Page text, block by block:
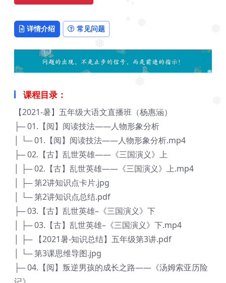
❅
❅
详情介绍 常见问题
课程目录：
【2021-暑】五年级大语文直播班（杨惠涵）
├─ 01.【阅】阅读技法——人物形象分析
│ └─ 01.【阅】阅读技法——人物形象分析.mp4
├─ 02.【古】乱世英雄——《三国演义》上
│ ├─ 02.【古】乱世英雄——《三国演义》上.mp4
│ ├─ 第2讲知识点卡片.jpg
│ └─ 第2讲知识点总结.pdf
├─ 03.【古】乱世英雄–《三国演义》下
│ ├─ 03.【古】乱世英雄–《三国演义》下.mp4
│ ├─ 【2021暑-知识总结】五年级第3讲.pdf
│ └─ 第3课思维导图.jpg
├─ 04.【阅】叛逆男孩的成长之路——《汤姆索亚历险